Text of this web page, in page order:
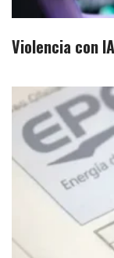
Violencia con